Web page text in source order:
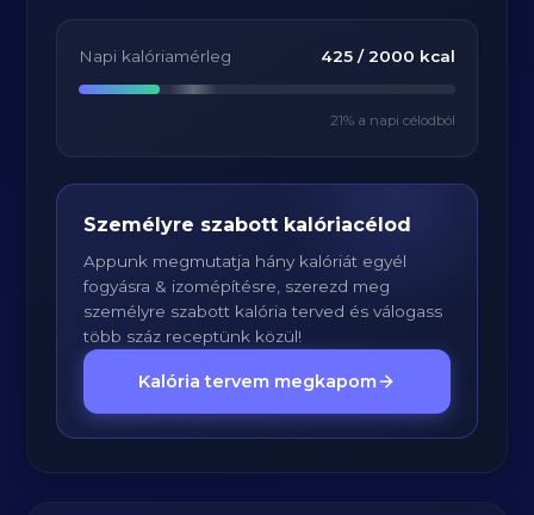
Napi kalóriamérleg 425/ 2000 kcal
21% a napi célodból
Személyre szabott kalóriacélod
Appunk megmutatja hány kalóriát egyél
fogyásra & izomépítésre, szerezd meg
személyre szabott kalória terved és válogass
több száz receptünk közül!
Kalória tervem megkapom